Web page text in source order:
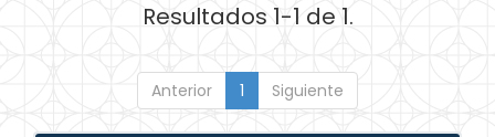
Resultados 1-1 de 1.
Anterior 1 Siguiente